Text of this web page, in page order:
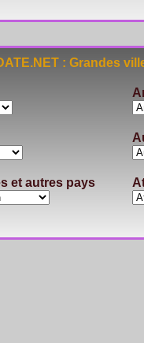
: Grandes
et autres pays